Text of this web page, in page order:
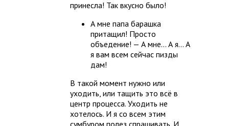
принесла! Так вкусно было!
А мне папа барашка
притащил! Просто
объедение! — А мне... А я... А
я вам всем сейчас пизды
дам!
В такой момент нужно или
уходить, или тащить это всё в
центр процесса. Уходить не
хотелось. И я со всем этим
сумбуром полез спрашивать. И